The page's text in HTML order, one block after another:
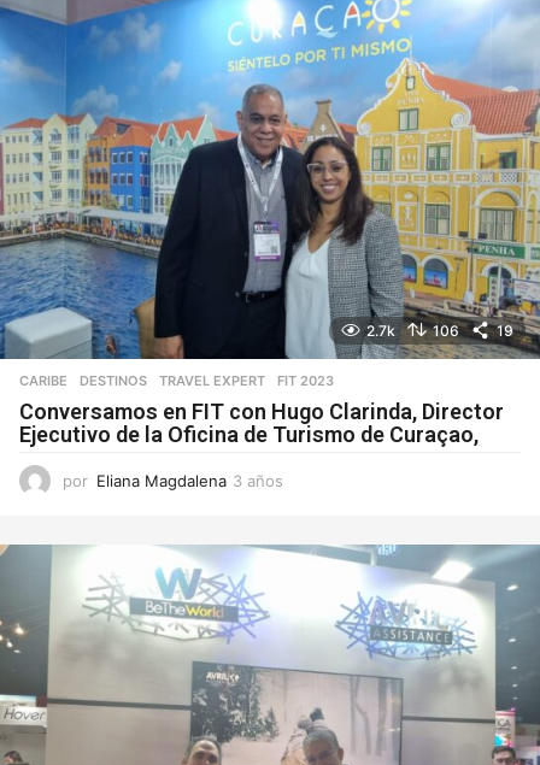
2.7k 106 19
CARIBE ,DESTINOS ,TRAVEL EXPERT FIT 2023
Conversamos en FIT con Hugo Clarinda, Director
Ejecutivo de la Oficina de Turismo de Curaçao,
por Eliana Magdalena 3 años
o